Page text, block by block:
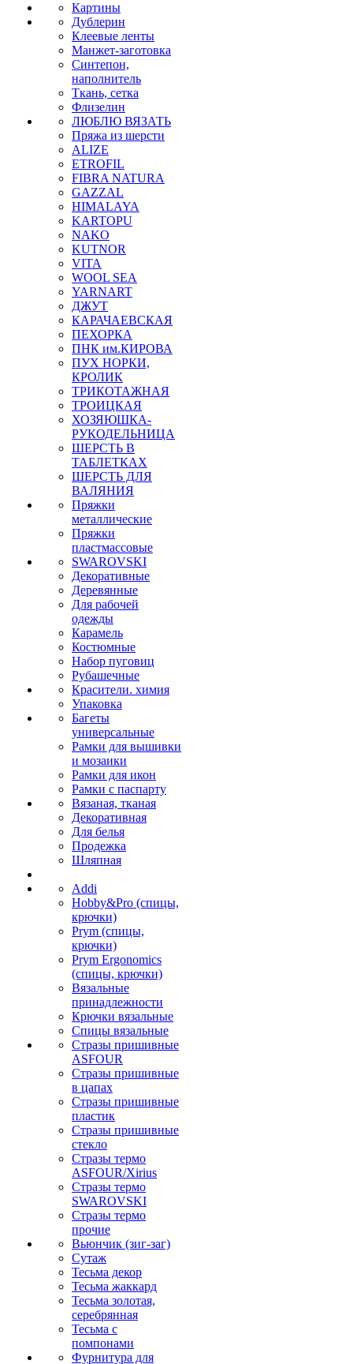
Картины
Дублерин
Клеевые ленты
Манжет-заготовка
Синтепон,
наполнитель
Ткань, сетка
Флизелин
ЛЮБЛЮ ВЯЗАТЬ
Пряжа из шерсти
ALIZE
ETROFIL
FIBRA NATURA
GAZZAL
HIMALAYA
KARTOPU
NAKO
KUTNOR
VITA
WOOL SEA
YARNART
ДЖУТ
КАРАЧАЕВСКАЯ
ПЕХОРКА
ПНК им.КИРОВА
ПУХ НОРКИ,
КРОЛИК
ТРИКОТАЖНАЯ
ТРОИЦКАЯ
ХОЗЯЮШКА-
РУКОДЕЛЬНИЦА
ШЕРСТЬ В
ТАБЛЕТКАХ
ШЕРСТЬ ДЛЯ
ВАЛЯНИЯ
Пряжки
металлические
Пряжки
пластмассовые
SWAROVSKI
Декоративные
Деревянные
Для рабочей
одежды
Карамель
Костюмные
Набор пуговиц
Рубашечные
Красители. химия
Упаковка
Багеты
универсальные
Рамки для вышивки
и мозаики
Рамки для икон
Рамки с паспарту
Вязаная, тканая
Декоративная
Для белья
Продежка
Шляпная
Addi
Hobby&Pro (спицы,
крючки)
Prym (спицы,
крючки)
Prym Ergonomics
(спицы, крючки)
Вязальные
принадлежности
Крючки вязальные
Спицы вязальные
Стразы пришивные
ASFOUR
Стразы пришивные
в цапах
Стразы пришивные
пластик
Стразы пришивные
стекло
Стразы термо
ASFOUR/Xirius
Стразы термо
SWAROVSKI
Стразы термо
прочие
Вьюнчик (зиг-заг)
Сутаж
Тесьма декор
Тесьма жаккард
Тесьма золотая,
серебрянная
Тесьма с
помпонами
Фурнитура для